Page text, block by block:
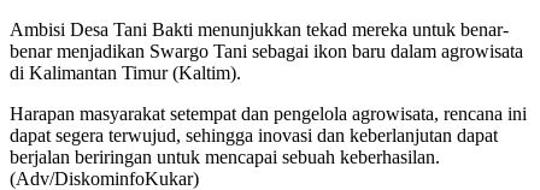
Ambisi Desa Tani Bakti menunjukkan tekad mereka untuk benar-
benar menjadikan Swargo Tani sebagai ikon baru dalam agrowisata
di Kalimantan Timur (Kaltim).
Harapan masyarakat setempat dan pengelola agrowisata, rencana ini
dapat segera terwujud, sehingga inovasi dan keberlanjutan dapat
berjalan beriringan untuk mencapai sebuah keberhasilan.
(Adv/DiskominfoKukar)